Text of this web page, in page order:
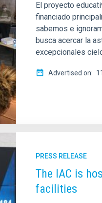
El proyecto
financiado
sabemos e
busca acercar la
excepcionales
Advertised on
PRESS RELEASE
The IAC is
facilities